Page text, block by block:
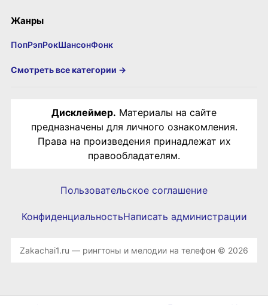
Жанры
ПопРэпРокШансонФонк
Смотреть все категории →
Дисклеймер. Материалы на сайте
предназначены для личного ознакомления.
Права на произведения принадлежат их
правообладателям.
Пользовательское соглашение
КонфиденциальностьНаписать администрации
Zakachai1.ru — рингтоны и мелодии на телефон © 2026